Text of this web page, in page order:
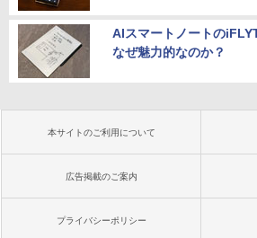
AIスマートノートの
なぜ魅力的なのか？
本サイトのご利用について
広告掲載のご案内
プライバシーポリシー